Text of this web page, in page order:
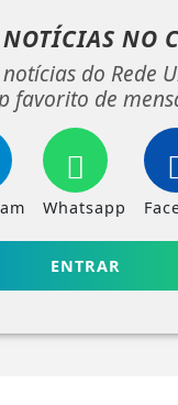
NO
do Rede
favorito de
Whatsapp
ENTRAR